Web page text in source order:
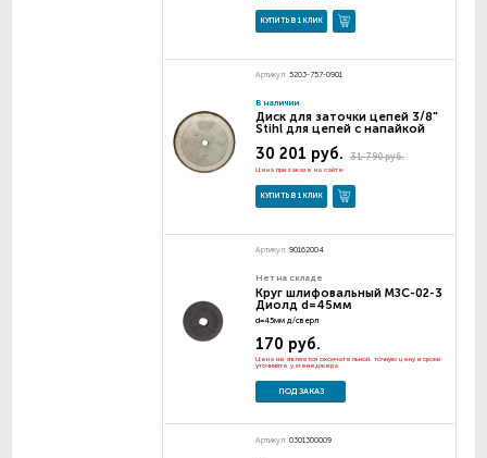
КУПИТЬ В 1 КЛИК
Артикул: 5203-757-0901
В наличии
Диск для заточки цепей 3/8"
Stihl для цепей с напайкой
31 790 руб.
30 201 руб.
Цена при заказе на сайте
КУПИТЬ В 1 КЛИК
Артикул: 90162004
Нет на складе
Круг шлифовальный МЗС-02-3
Диолд d=45мм
d=45мм д/сверл
170 руб.
Цена не является окончательной, точную цену и сроки
уточняйте у менеджера
ПОД ЗАКАЗ
Артикул: 0301300009